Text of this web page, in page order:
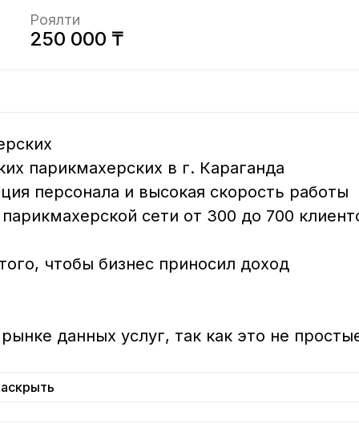
Роялти
250 000 ₸
парикмахерских в г. Караганда
персонала и высокая скорость работы
сети от 300 до 700
чтобы бизнес приносил доход
данных услуг, так как это не